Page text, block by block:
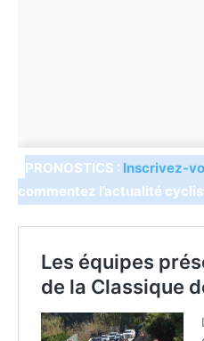
PRONOSTICS : Inscrivez-
commentez l’actualité